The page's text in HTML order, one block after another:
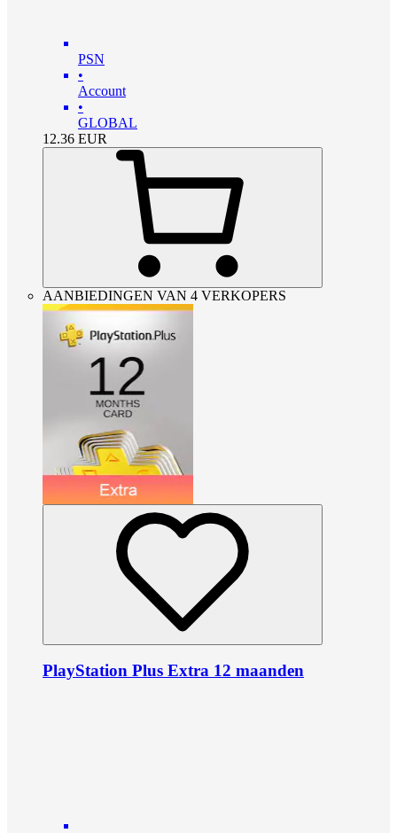
PSN
•
Account
•
GLOBAL
12.36 EUR
AANBIEDINGEN VAN 4 VERKOPERS
PlayStation Plus Extra 12 maanden